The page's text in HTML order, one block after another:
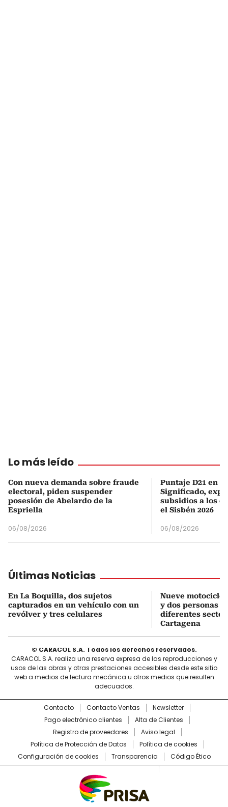
Lo más leído
Con nueva demanda sobre fraude
electoral, piden suspender
posesión de Abelardo de la
Espriella
06/08/2026
Puntaje D21 en
Significado,
subsidios a los
el Sisbén 2026
06/08/2026
Últimas Noticias
En La Boquilla, dos sujetos
capturados en un vehículo con un
revólver y tres celulares
Nueve
y dos personas
diferentes
Cartagena
© CARACOL S.A. Todos los derechos reservados.
CARACOL S.A. realiza una reserva expresa de las reproducciones y
usos de las obras y otras prestaciones accesibles desde este sitio
web a medios de lectura mecánica u otros medios que resulten
adecuados.
Contacto Contacto Ventas
Newsletter
Pago electrónico clientes
Alta de Clientes
Registro de proveedores
Aviso legal
Política de Protección de Datos
Política de cookies
Configuración de cookies
Transparencia Código Ético